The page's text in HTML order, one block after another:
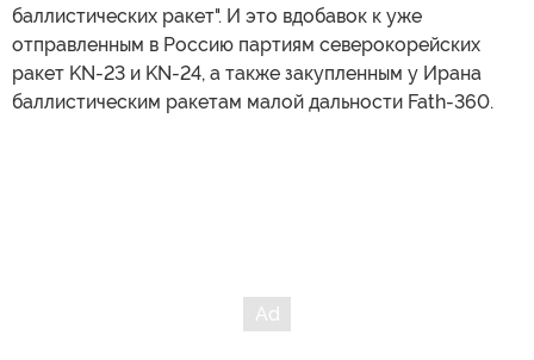
баллистических ракет". И это вдобавок к уже
отправленным в Россию партиям северокорейских
ракет KN-23 и KN-24, а также закупленным у Ирана
баллистическим ракетам малой дальности Fath-360.